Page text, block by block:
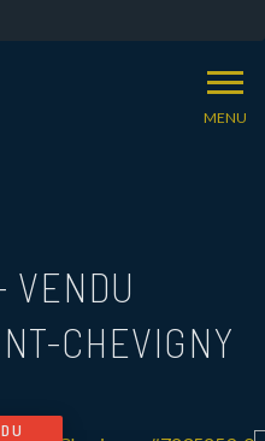
MENU
VENDU
CHEVIGNY